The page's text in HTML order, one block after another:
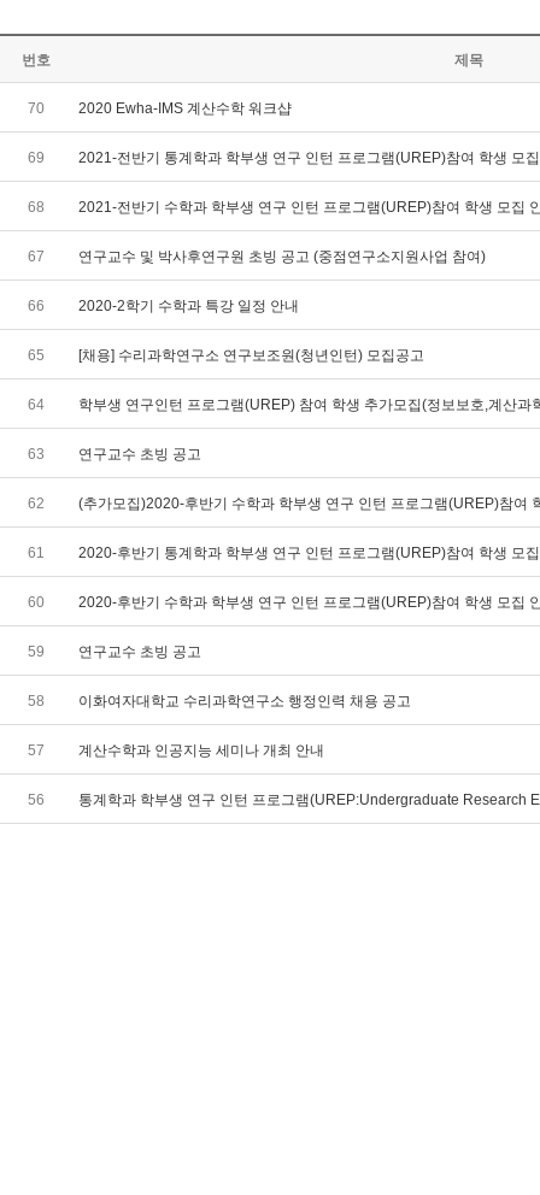
번호 제목
70 2020 Ewha-IMS 계산수학 워크샵
69 2021-전반기 통계학과 학부생 연구 인턴 프로그램(UREP)참여 학생 모
68 2021-전반기 수학과 학부생 연구 인턴 프로그램(UREP)참여 학생 모집
67 연구교수 및 박사후연구원 초빙 공고 (중점연구소지원사업 참여)
66 2020-2학기 수학과 특강 일정 안내
65 [채용] 수리과학연구소 연구보조원(청년인턴) 모집공고
64 학부생 연구인턴 프로그램(UREP) 참여 학생 추가모집(정보보호,계산
63 연구교수 초빙 공고
62 (추가모집)2020-후반기 수학과 학부생 연구 인턴 프로그램(UREP)참여
61 2020-후반기 통계학과 학부생 연구 인턴 프로그램(UREP)참여 학생 모
60 2020-후반기 수학과 학부생 연구 인턴 프로그램(UREP)참여 학생 모집
59 연구교수 초빙 공고
58 이화여자대학교 수리과학연구소 행정인력 채용 공고
57 계산수학과 인공지능 세미나 개최 안내
56 통계학과 학부생 연구 인턴 프로그램(UREP:Undergraduate